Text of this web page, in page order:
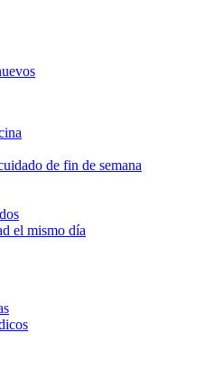
de fin de semana
el mismo día